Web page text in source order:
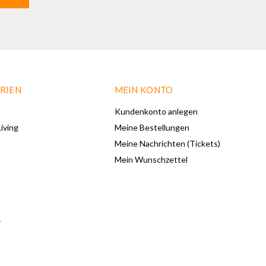
MEIN KONTO
Kundenkonto anlegen
Meine Bestellungen
Meine Nachrichten (Tickets)
Mein Wunschzettel